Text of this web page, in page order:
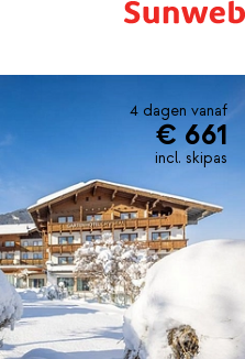
4 dagen vanaf
€ 661
incl. skipas